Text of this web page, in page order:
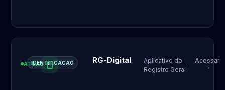
ATUAL
IDENTIFICACAO RG-Digital
Aplicativo do
Registro Geral
Acessar
→